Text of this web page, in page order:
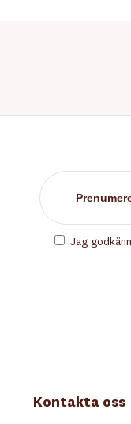
Jag
Kontakta oss